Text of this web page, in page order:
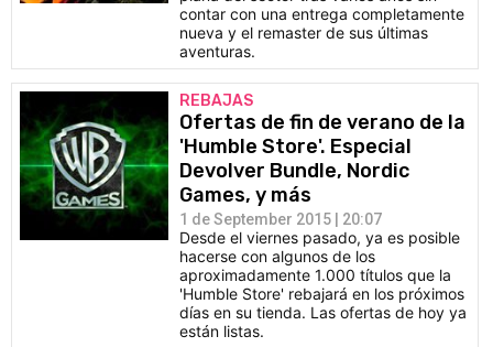
contar con una entrega completamente
nueva y el remaster de sus últimas
aventuras.
REBAJAS
Ofertas de fin de verano de la
'Humble Store'. Especial
Devolver Bundle, Nordic
Games, y más
1 de September 2015 | 20:07
Desde el viernes pasado, ya es posible
hacerse con algunos de los
aproximadamente 1.000 títulos que la
'Humble Store' rebajará en los próximos
días en su tienda. Las ofertas de hoy ya
están listas.